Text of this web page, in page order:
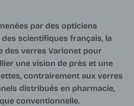
par des opticiens
scientifiques français, la
des verres Varionet pour
une vision de près et une
contrairement aux verres
distribués en pharmacie,
conventionnelle.